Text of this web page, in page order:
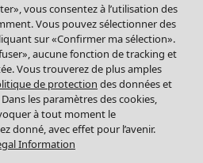
vous consentez à l’utilisation des
Vous pouvez sélectionner des
sur «Confirmer ma sélection».
aucune fonction de tracking et
Vous trouverez de plus amples
de protection des données et
Dans les paramètres des cookies,
à tout moment le
donné, avec effet pour l’avenir.
Information